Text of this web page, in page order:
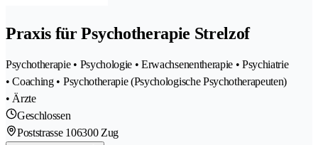
Praxis für Psychotherapie Strelzof
Psychotherapie • Psychologie • Erwachsenentherapie • Psychiatrie
• Coaching • Psychotherapie (Psychologische Psychotherapeuten)
• Ärzte
Geschlossen
Poststrasse 106300 Zug